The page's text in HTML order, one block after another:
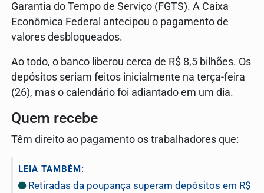
Garantia do Tempo de Serviço (FGTS). A Caixa
Econômica Federal antecipou o pagamento de
valores desbloqueados.
Ao todo, o banco liberou cerca de R$ 8,5 bilhões. Os
depósitos seriam feitos inicialmente na terça-feira
(26), mas o calendário foi adiantado em um dia.
Quem recebe
Têm direito ao pagamento os trabalhadores que:
LEIA TAMBÉM:
Retiradas da poupança superam depósitos em R$